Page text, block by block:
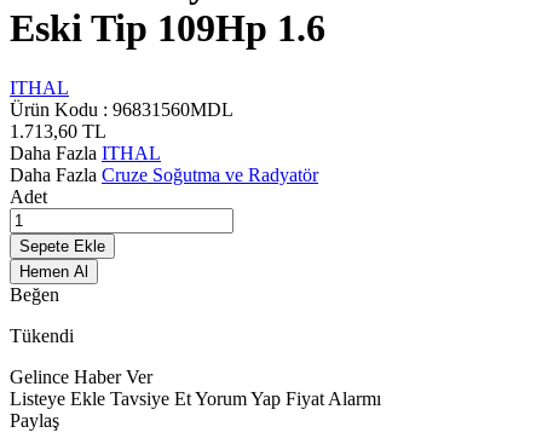
Eski Tip 109Hp 1.6
ITHAL
Ürün Kodu : 96831560MDL
1.713,60 TL
Daha Fazla ITHAL
Daha Fazla Cruze Soğutma ve Radyatör
Adet
Sepete Ekle
Hemen Al
Beğen
Tükendi
Gelince Haber Ver
Listeye Ekle Tavsiye EtYorum Yap Fiyat Alarmı
Paylaş